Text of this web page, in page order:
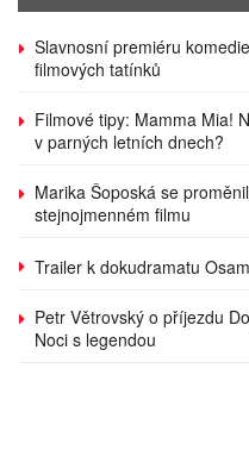
Slavnosní premiéru
filmových tatínků
Filmové tipy: Mamma Mia!
v parných letních dnech?
Marika Šoposká se
stejnojmenném filmu
Trailer k dokudramatu
Petr Větrovský o příjezdu
Noci s legendou